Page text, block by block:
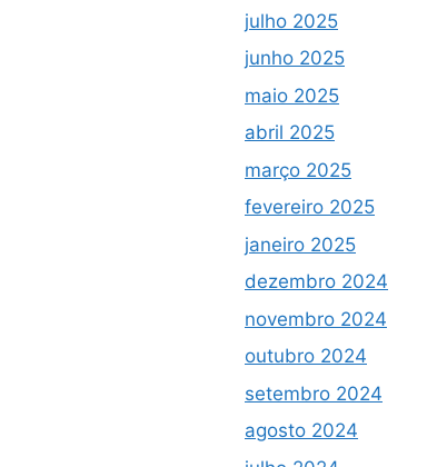
julho 2025
junho 2025
maio 2025
abril 2025
março 2025
fevereiro 2025
janeiro 2025
dezembro 2024
novembro 2024
outubro 2024
setembro 2024
agosto 2024